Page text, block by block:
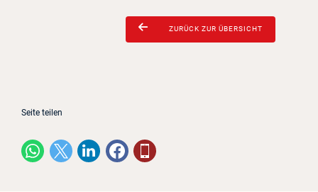
ZURÜCK ZUR ÜBERSICHT
Seite teilen